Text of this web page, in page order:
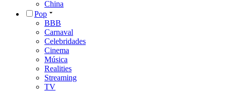
China
Pop
BBB
Carnaval
Celebridades
Cinema
Música
Realities
Streaming
TV